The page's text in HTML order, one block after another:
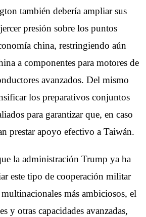
también debería ampliar sus
presión sobre los puntos
china, restringiendo aún
a componentes para motores de
avanzados. Del mismo
los preparativos conjuntos
para garantizar que, en caso
prestar apoyo efectivo a Taiwán.
la administración Trump ya ha
este tipo de cooperación militar
más ambiciosos, el
y otras capacidades avanzadas,